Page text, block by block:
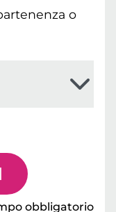
o
obbligatorio